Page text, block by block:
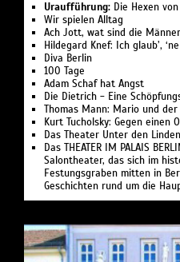
Uraufführung: Die Hexen
Wir spielen Alltag
Ach Jott, wat sind die
Hildegard Knef: Ich glaub’,
Diva Berlin
100 Tage
Adam Schaf hat Angst
Die Dietrich - Eine
Thomas Mann: Mario und
Kurt Tucholsky: Gegen einen
Das Theater Unter den Linden
Das THEATER IM PALAIS
Salontheater, das sich im
Festungsgraben mitten in
Geschichten rund um die